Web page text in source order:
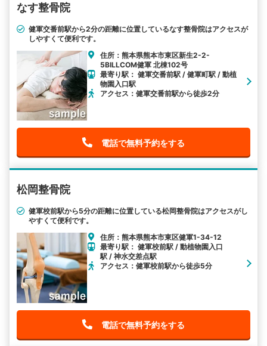
なす整骨院
健軍交番前駅から2分の距離に位置しているなす整骨院はアクセスが
しやすくて便利です。
住所：熊本県熊本市東区新生2-2-
5BILLCOM健軍 北棟102号
最寄り駅： 健軍交番前駅 / 健軍町駅 / 動植
物園入口駅
アクセス：健軍交番前駅から徒歩2分
電話で無料予約をする
松岡整骨院
健軍校前駅から5分の距離に位置している松岡整骨院はアクセスがし
やすくて便利です。
住所：熊本県熊本市東区健軍1-34-12
最寄り駅： 健軍校前駅 / 動植物園入口
駅 / 神水交差点駅
アクセス：健軍校前駅から徒歩5分
電話で無料予約をする